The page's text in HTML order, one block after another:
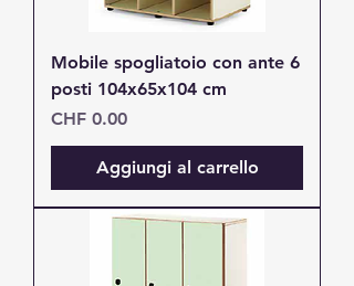
Mobile spogliatoio con ante 6
posti 104x65x104 cm
Prezzo
CHF 0.00
Aggiungi al carrello